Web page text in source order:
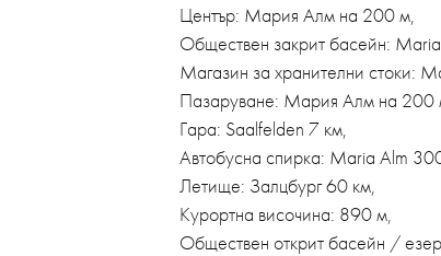
Център: Мария Алм на 200 м,
Обществен закрит басейн:
Магазин за хранителни стоки:
Пазаруване: Мария Алм на 200
Гара: Saalfelden 7 км,
Автобусна спирка: Maria Alm
Летище: Залцбург 60 км,
Курортна височина: 890 м,
Обществен открит басейн /